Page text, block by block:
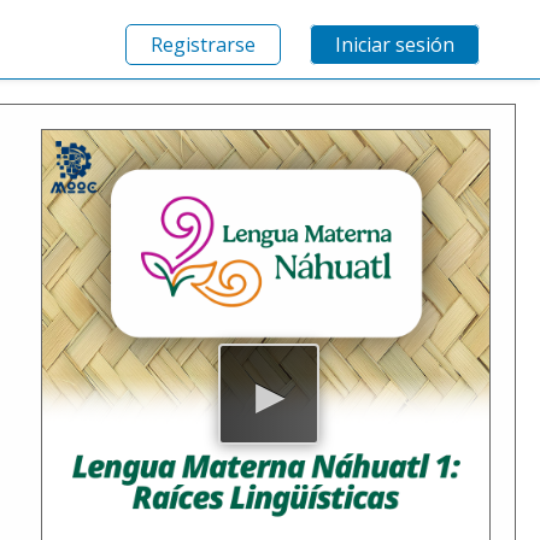
Registrarse Iniciar sesión